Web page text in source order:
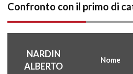
Confronto con il primo di
NARDIN
ALBERTO
Nome